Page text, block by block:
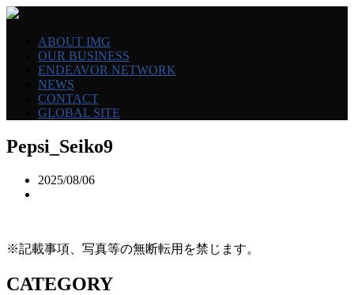
ABOUT IMG
OUR BUSINESS
ENDEAVOR NETWORK
NEWS
CONTACT
GLOBAL SITE
Pepsi_Seiko9
2025/08/06
※記載事項、写真等の無断転用を禁じます。
CATEGORY